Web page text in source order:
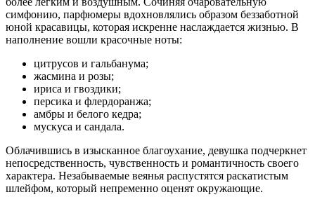
симфонию, парфюмеры вдохновлялись образом беззаботной
юной красавицы, которая искренне наслаждается жизнью. В
наполнение вошли красочные ноты:
цитрусов и гальбанума;
жасмина и розы;
ириса и гвоздики;
персика и флердоранжа;
амбры и белого кедра;
мускуса и сандала.
Облачившись в изысканное благоухание, девушка подчеркнет
непосредственность, чувственность и романтичность своего
характера. Незабываемые веянья распустятся раскатистым
шлейфом, который непременно оценят окружающие.